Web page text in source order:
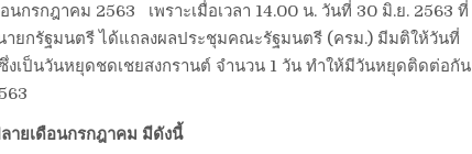
นกรกฎาคม 2563 เพราะเมื่อเวลา 14.00 น. วันที่ 30 มิ.ย. 2563 ที่
ายกรัฐมนตรี ได้แถลงผลประชุมคณะรัฐมนตรี (ครม.) มีมติให้วันที่
งเป็นวันหยุดชดเชยสงกรานต์ จำนวน 1 วัน ทำให้มีวันหยุดติดต่อกัน
ายเดือนกรกฎาคม มีดังนี้